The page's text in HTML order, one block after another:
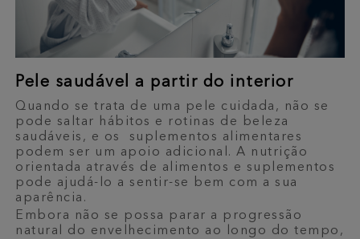
Pele saudável a partir do interior
Quando se trata de uma pele cuidada, não se
pode saltar hábitos e rotinas de beleza
saudáveis, e os suplementos alimentares
podem ser um apoio adicional. A nutrição
orientada através de alimentos e suplementos
pode ajudá-lo a sentir-se bem com a sua
aparência.
Embora não se possa parar a progressão
natural do envelhecimento ao longo do tempo,